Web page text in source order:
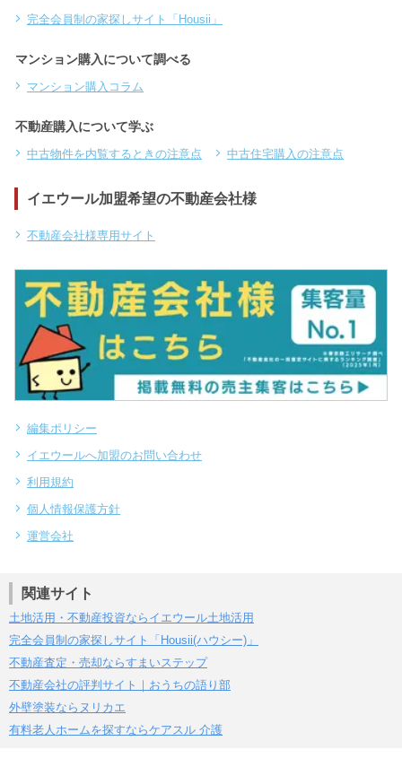
完全会員制の家探しサイト「Housii」
マンション購入について調べる
マンション購入コラム
不動産購入について学ぶ
中古物件を内覧するときの注意点 中古住宅購入の注意点
イエウール加盟希望の不動産会社様
不動産会社様専用サイト
編集ポリシー
イエウールへ加盟のお問い合わせ
利用規約
個人情報保護方針
運営会社
関連サイト
土地活用・不動産投資ならイエウール土地活用
完全会員制の家探しサイト「Housii(ハウシー)」
不動産査定・売却ならすまいステップ
不動産会社の評判サイト｜おうちの語り部
外壁塗装ならヌリカエ
有料老人ホームを探すならケアスル 介護